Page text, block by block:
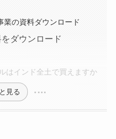
業の資料ダウンロード
ダウンロード
はインド全土で買えますか
見る